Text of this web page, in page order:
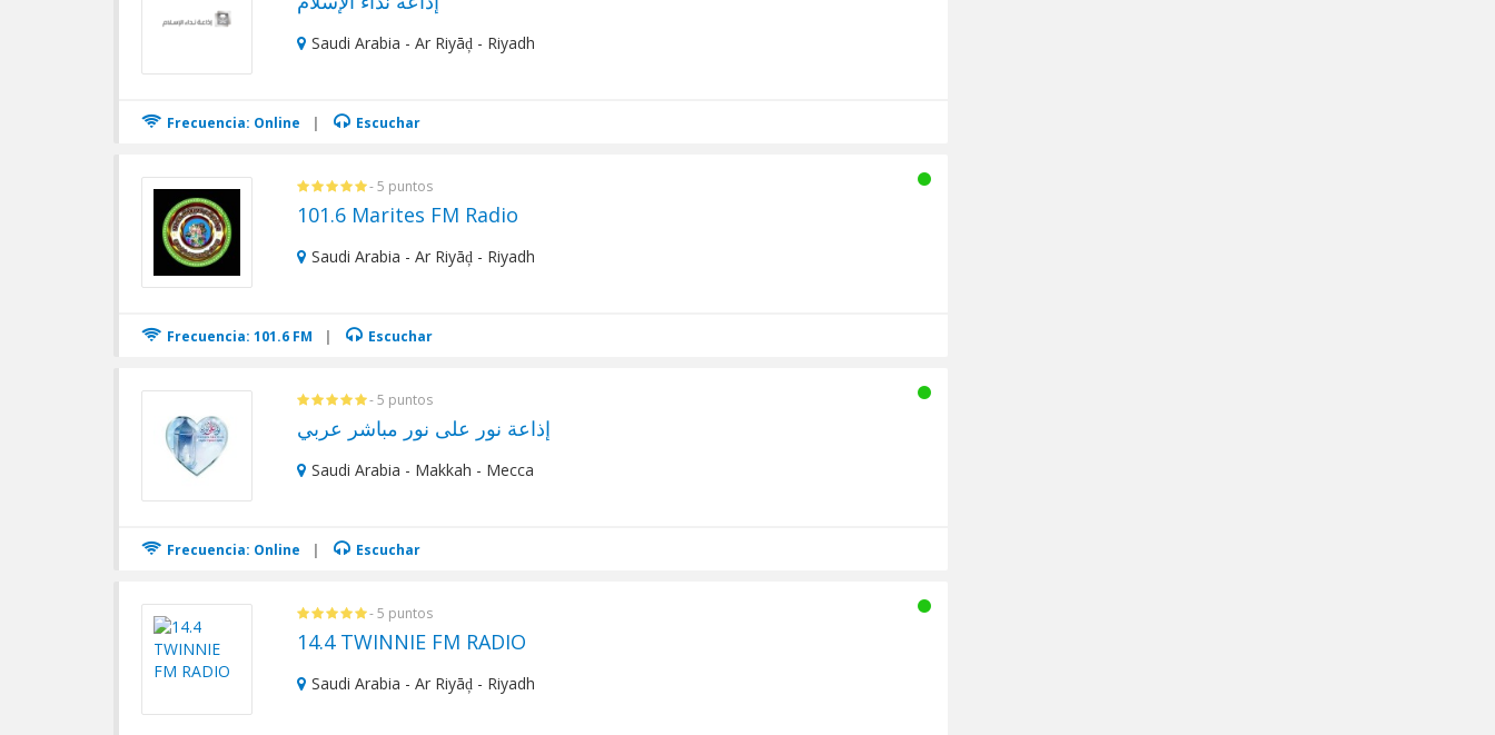
Saudi Arabia - Ar Riyāḑ - Riyadh
Frecuencia: Online | Escuchar
- 5 puntos
101.6 Marites FM Radio
Saudi Arabia - Ar Riyāḑ - Riyadh
Frecuencia: 101.6 FM | Escuchar
- 5 puntos
إذاعة نور على نور مباشر عربي
Saudi Arabia - Makkah - Mecca
Frecuencia: Online | Escuchar
- 5 puntos
14.4 TWINNIE FM RADIO
Saudi Arabia - Ar Riyāḑ - Riyadh